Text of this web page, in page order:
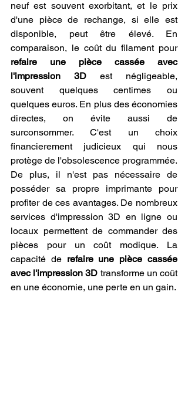
neuf est souvent exorbitant, et le prix
d'une pièce de rechange, si elle est
disponible, peut être élevé. En
comparaison, le coût du filament pour
refaire une pièce cassée avec
l'impression 3D est négligeable,
souvent quelques centimes ou
quelques euros. En plus des économies
directes, on évite aussi de
surconsommer. C'est un choix
financierement judicieux qui nous
protège de l'obsolescence programmée.
De plus, il n'est pas nécessaire de
posséder sa propre imprimante pour
profiter de ces avantages. De nombreux
services d'impression 3D en ligne ou
locaux permettent de commander des
pièces pour un coût modique. La
capacité de refaire une pièce cassée
avec l'impression 3D transforme un coût
en une économie, une perte en un gain.